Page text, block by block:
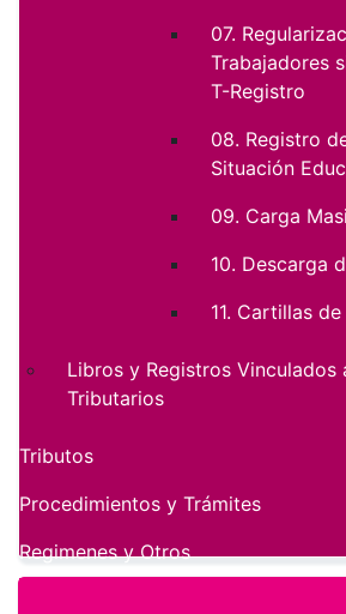
07.
Trabajadores
T-Registro
08. Registro
Situación
09. Carga
10. Descarga
11. Cartillas
Libros y Registros Vinculados
Tributarios
Tributos
Procedimientos y Trámites
Regimenes y Otros